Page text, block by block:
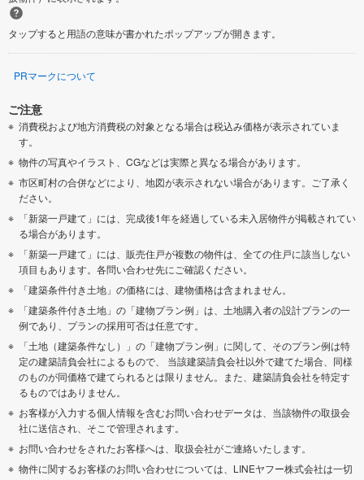
タップすると用語の意味が書かれたポップアップが開きます。
PRマークについて
ご注意
消費税および地方消費税の対象となる場合は税込み価格が表示されていま
す。
物件の写真やイラスト、CGなどは実際と異なる場合があります。
市区町村の合併などにより、地図が表示されない場合があります。ご了承く
ださい。
「新築一戸建て」には、完成後1年を経過している未入居物件が掲載されてい
る場合があります。
「新築一戸建て」には、販売住戸が複数の物件は、全ての住戸に該当しない
項目もあります。各問い合わせ先にご確認ください。
「建築条件付き土地」の価格には、建物価格は含まれません。
「建築条件付き土地」の「建物プラン例」は、土地購入者の設計プランの一
例であり、プランの採用可否は任意です。
「土地（建築条件なし）」の「建物プラン例」に関して、そのプラン例は特
定の建築請負会社によるもので、 当該建築請負会社以外で建てた場合、同様
のものが同価格で建てられるとは限りません。また、建築請負会社を特定す
るものではありません。
お客様が入力する個人情報を含むお問い合わせデータは、当該物件の取扱会
社に送信され、そこで管理されます。
お問い合わせをされたお客様へは、取扱会社がご連絡いたします。
物件に関するお客様のお問い合わせについては、LINEヤフー株式会社は一切